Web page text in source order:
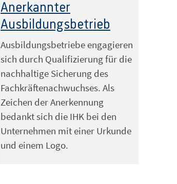
Anerkannter
Ausbildungsbetrieb
Ausbildungsbetriebe engagieren
sich durch Qualifizierung für die
nachhaltige Sicherung des
Fachkräftenachwuchses. Als
Zeichen der Anerkennung
bedankt sich die IHK bei den
Unternehmen mit einer Urkunde
und einem Logo.